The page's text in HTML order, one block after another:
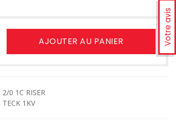
Votre avis
AJOUTER AU PANIER
2/0 1C RISER
TECK 1KV